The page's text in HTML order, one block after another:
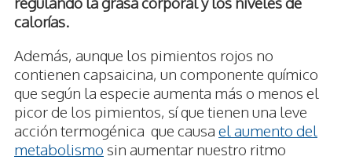
calorías.
Además, aunque los pimientos rojos no
contienen capsaicina, un componente químico
que según la especie aumenta más o menos el
picor de los pimientos, sí que tienen una leve
acción termogénica que causa el aumento del
metabolismo sin aumentar nuestro ritmo